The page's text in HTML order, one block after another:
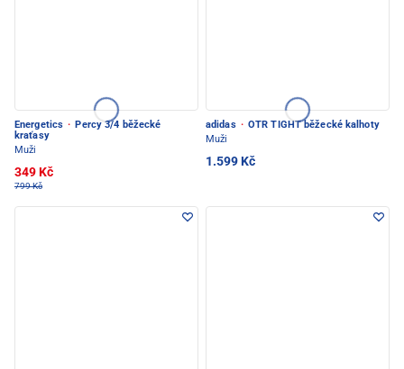
Energetics · Percy 3/4 běžecké
kraťasy
Muži
349 Kč
799 Kč
adidas · OTR TIGHT běžecké kalhoty
Muži
1.599 Kč